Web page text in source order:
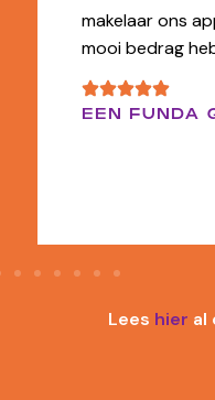
makelaar ons
mooi bedrag
EEN FUNDA
Lees hier al